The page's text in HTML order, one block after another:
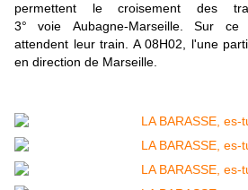
permettent le croisement des
3° voie Aubagne-Marseille.Sur ce
attendent leur train. A 08H02, l'une
en direction de Marseille.